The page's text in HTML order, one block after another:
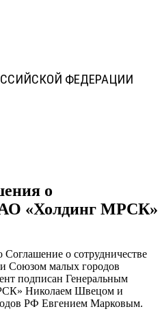
ФЕДЕРАЦИИ
о
«Холдинг МРСК»
Соглашение о сотрудничестве
малых городов
подписан Генеральным
Николаем Швецом и
РФ Евгением Марковым.